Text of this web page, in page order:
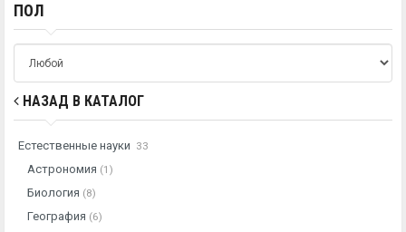
ПОЛ
НАЗАД В КАТАЛОГ
Естественные науки 33
Астрономия (1)
Биология (8)
География (6)